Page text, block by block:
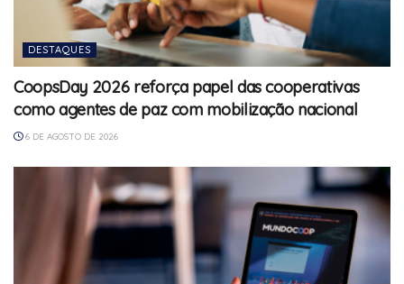
DESTAQUES
CoopsDay 2026 reforça papel das cooperativas
como agentes de paz com mobilização nacional
6 DE AGOSTO DE 2026